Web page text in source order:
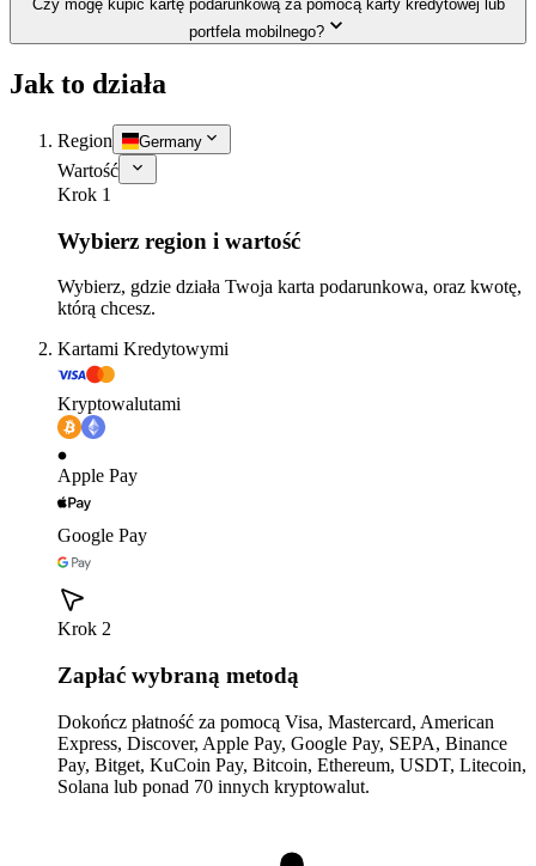
Czy mogę kupić kartę podarunkową za pomocą karty kredytowej lub
portfela mobilnego?
Jak to działa
Region Germany
Wartość
Krok 1
Wybierz region i wartość
Wybierz, gdzie działa Twoja karta podarunkowa, oraz kwotę,
którą chcesz.
Kartami Kredytowymi
Kryptowalutami
Apple Pay
Google Pay
Krok 2
Zapłać wybraną metodą
Dokończ płatność za pomocą Visa, Mastercard, American
Express, Discover, Apple Pay, Google Pay, SEPA, Binance
Pay, Bitget, KuCoin Pay, Bitcoin, Ethereum, USDT, Litecoin,
Solana lub ponad 70 innych kryptowalut.